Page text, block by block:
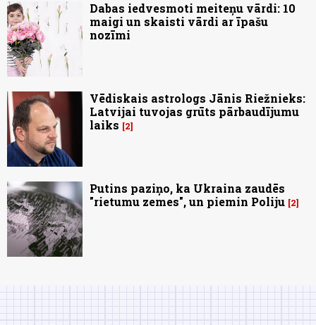
Dabas iedvesmoti meiteņu vārdi: 10
maigi un skaisti vārdi ar īpašu
nozīmi
Vēdiskais astrologs Jānis Riežnieks:
Latvijai tuvojas grūts pārbaudījumu
laiks
2
Putins paziņo, ka Ukraina zaudēs
"rietumu zemes", un piemin Poliju 2